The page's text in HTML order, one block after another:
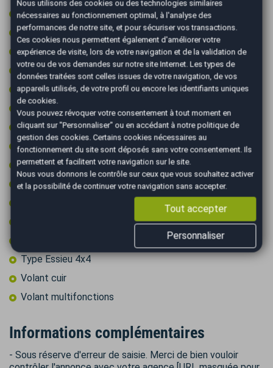
Palettes au volant
Peinture integrale
Reconnaissance des panneaux de signalisation
Régulateur de vitesse adaptatif
Sièges AV massants
Sièges chauffants
Sièges électriques à mémoire
Sièges sport
Suspension sport
Système d'alerte de véhicule en approche
Système de détection d'obstacles
Système de détection de somnolence
Type Essieu 4x4
Volant cuir
Volant multifonctions
Informations complémentaires
- Sous réserve d'erreur de saisie. Merci de bien vouloir
Nous utilisons des cookies ou des technologies similaires
nécessaires au fonctionnement optimal, à l'analyse des
performances de notre site, et pour sécuriser vos transactions.
Ces cookies nous permettent également d'améliorer votre
expérience de visite, lors de votre navigation et de la validation de
votre ou de vos demandes sur notre site Internet. Les types de
données traitées sont celles issues de votre navigation, de vos
appareils utilisés, de votre profil ou encore les identifiants uniques
de cookies.
Vous pouvez révoquer votre consentement à tout moment en
cliquant sur "Personnaliser" ou en accédant à notre politique de
gestion des cookies. Certains cookies nécessaires au
fonctionnement du site sont déposés sans votre consentement. Ils
permettent et facilitent votre navigation sur le site.
Nous vous donnons le contrôle sur ceux que vous souhaitez activer
et la possibilité de continuer votre navigation sans accepter.
Tout accepter
Personnaliser